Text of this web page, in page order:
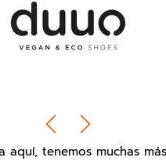
aquí, tenemos muchas